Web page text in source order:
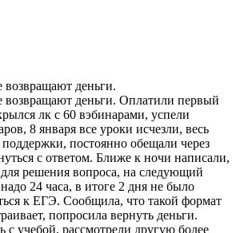
деньги.
деньги. Оплатили первый
лк с 60 вэбинарами, успели
8 января все уроки исчезли, весь
поддержки, постоянно обещали через
с ответом. Ближе к ночи написали,
решения вопроса, на следующий
24 часа, в итоге 2 дня не было
к ЕГЭ. Сообщила, что такой формат
попросила вернуть деньги.
с учебой, рассмотрели другую более